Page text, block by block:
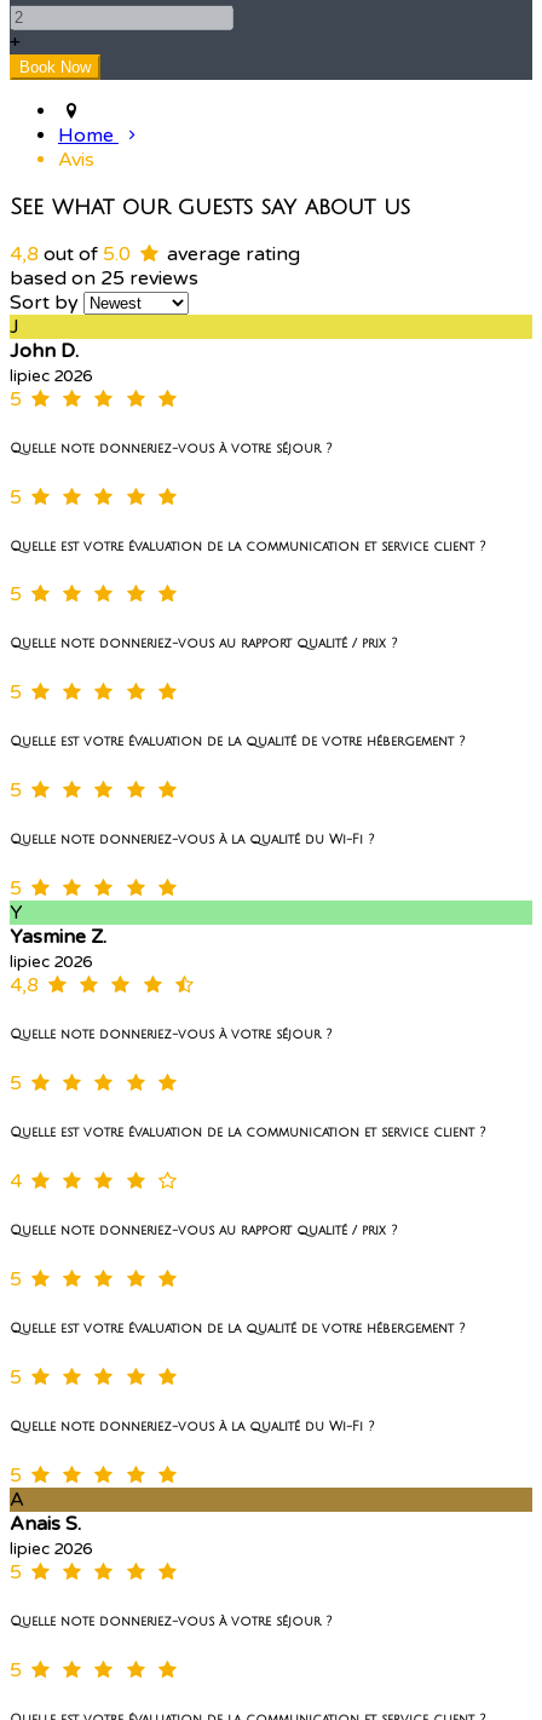
+
Home
Avis
See what our guests say about us
4,8 out of 5.0
average rating
based on 25 reviews
Sort by
J
John D.
lipiec 2026
5
Quelle note donneriez-vous à votre séjour ?
5
Quelle est votre évaluation de la communication et service client ?
5
Quelle note donneriez-vous au rapport qualité / prix ?
5
Quelle est votre évaluation de la qualité de votre hébergement ?
5
Quelle note donneriez-vous à la qualité du Wi-Fi ?
5
Y
Yasmine Z.
lipiec 2026
4,8
Quelle note donneriez-vous à votre séjour ?
5
Quelle est votre évaluation de la communication et service client ?
4
Quelle note donneriez-vous au rapport qualité / prix ?
5
Quelle est votre évaluation de la qualité de votre hébergement ?
5
Quelle note donneriez-vous à la qualité du Wi-Fi ?
5
A
Anais S.
lipiec 2026
5
Quelle note donneriez-vous à votre séjour ?
5